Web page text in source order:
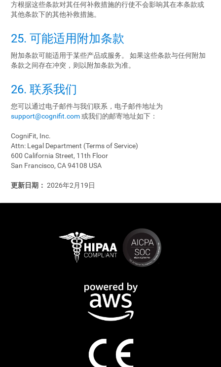
方根据这些条款对其任何补救措施的行使不会影响其在本条款或
其他条款下的其他补救措施。
25. 可能适用附加条款
附加条款可能适用于某些产品或服务。 如果这些条款与任何附加
条款之间存在冲突，则以附加条款为准。
26. 联系我们
您可以通过电子邮件与我们联系，电子邮件地址为
support@cognifit.com 或我们的邮寄地址如下：
CogniFit, Inc.
Attn: Legal Department (Terms of Service)
600 California Street, 11th Floor
San Francisco, CA 94108 USA
更新日期： 2026年2月19日